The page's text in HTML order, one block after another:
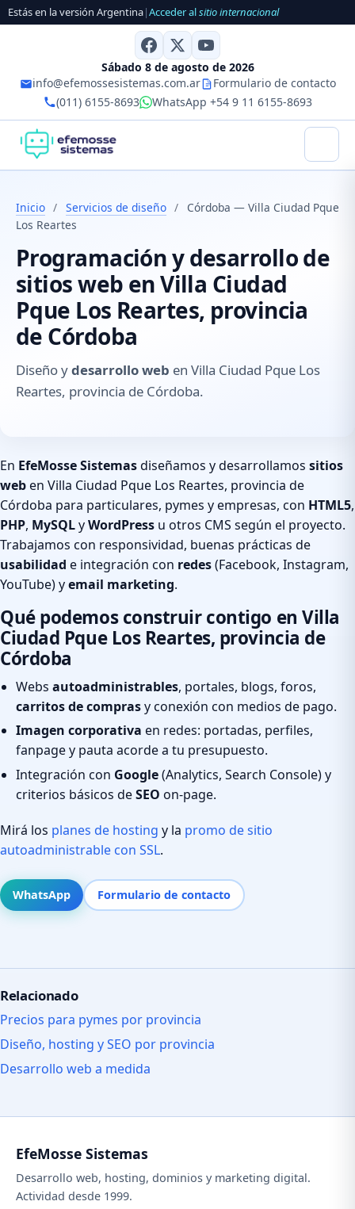
Estás en la versión Argentina|Acceder alsitio internacional
Sábado 8 de agosto de 2026
info@efemossesistemas.com.ar
Formulario de contacto
(011) 6155-8693
WhatsApp +54 9 11 6155-8693
Inicio / Servicios de diseño /
Córdoba — Villa Ciudad Pque
Los Reartes
Programación y desarrollo de
sitios web en Villa Ciudad
Pque Los Reartes, provincia
de Córdoba
Diseño ydesarrollo web en Villa Ciudad Pque Los
Reartes, provincia de Córdoba.
En EfeMosse Sistemasdiseñamos y desarrollamos sitios
weben Villa Ciudad Pque Los Reartes, provincia de
Córdoba para particulares, pymes y empresas, con HTML5,
PHP, MySQLyWordPress u otros CMS según el proyecto.
Trabajamos con responsividad, buenas prácticas de
usabilidad e integración con redes(Facebook, Instagram,
YouTube) yemail marketing.
Qué podemos construir contigo en Villa
Ciudad Pque Los Reartes, provincia de
Córdoba
Webs autoadministrables, portales, blogs, foros,
carritos de comprasy conexión con medios de pago.
Imagen corporativa en redes: portadas, perfiles,
fanpage y pauta acorde a tu presupuesto.
Integración con Google(Analytics, Search Console) y
criterios básicos deSEO on-page.
Mirá los planes de hosting y la promo de sitio
autoadministrable con SSL.
WhatsApp Formulario de contacto
Relacionado
Precios para pymes por provincia
Diseño, hosting y SEO por provincia
Desarrollo web a medida
EfeMosse Sistemas
Desarrollo web, hosting, dominios y marketing digital.
Actividad desde 1999.